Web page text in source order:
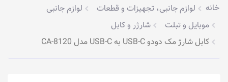
خانه لوازم جانبی، تجهیزات و قطعات
لوازم جانبی
موبایل و تبلت
شارژر و کابل
کابل شارژ مک دودو USB-C به USB-C مدل CA-8120